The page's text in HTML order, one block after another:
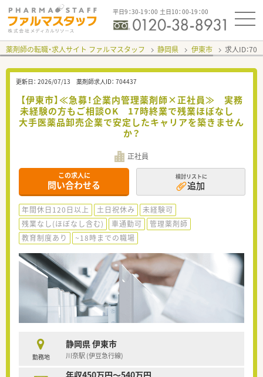
平日9：30-19：00 土日10：00-19：00
薬剤師の転職・求人サイト ファルマスタッフ 静岡県 伊東市 求人ID：
更新日： 2026/07/13 薬剤師求人ID： 704437
【伊東市】≪急募！企業内管理薬剤師×正社員≫ 実務
未経験の方もご相談OK 17時終業で残業ほぼなし
大手医薬品卸売企業で安定したキャリアを築きません
か？
正社員
この求人に
問い合わせる
検討リストに
追加
年間休日120日以上 土日祝休み
未経験可
残業なし(ほぼなし含む)
車通勤可
管理薬剤師
教育制度あり
~18時までの職場
勤務地
静岡県 伊東市
川奈駅 (伊豆急行線)
年収450万円～540万円